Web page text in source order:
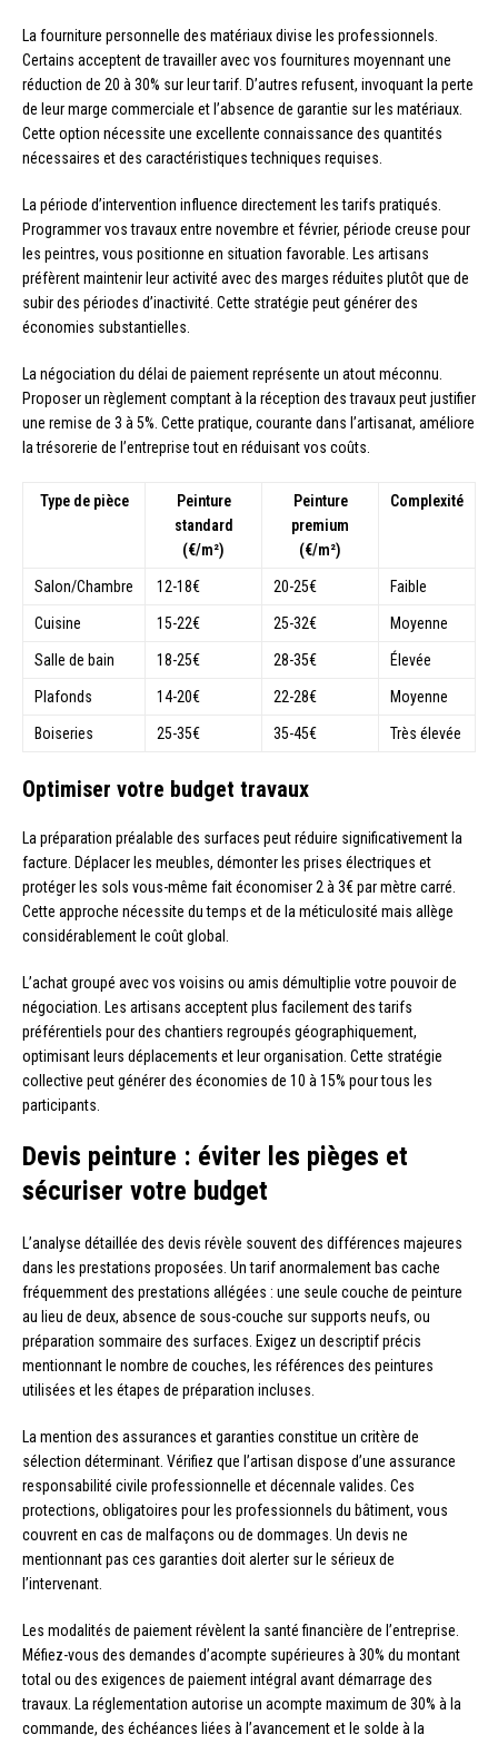
La fourniture personnelle des matériaux divise les professionnels.
Certains acceptent de travailler avec vos fournitures moyennant une
réduction de 20 à 30% sur leur tarif. D’autres refusent, invoquant la perte
de leur marge commerciale et l’absence de garantie sur les matériaux.
Cette option nécessite une excellente connaissance des quantités
nécessaires et des caractéristiques techniques requises.
La période d’intervention influence directement les tarifs pratiqués.
Programmer vos travaux entre novembre et février, période creuse pour
les peintres, vous positionne en situation favorable. Les artisans
préfèrent maintenir leur activité avec des marges réduites plutôt que de
subir des périodes d’inactivité. Cette stratégie peut générer des
économies substantielles.
La négociation du délai de paiement représente un atout méconnu.
Proposer un règlement comptant à la réception des travaux peut justifier
une remise de 3 à 5%. Cette pratique, courante dans l’artisanat, améliore
la trésorerie de l’entreprise tout en réduisant vos coûts.
Type de pièce
Peinture
standard
(€/m²)
Peinture
premium
(€/m²)
Complexité
Salon/Chambre 12-18€ 20-25€ Faible
Cuisine 15-22€ 25-32€ Moyenne
Salle de bain 18-25€ 28-35€ Élevée
Plafonds 14-20€ 22-28€ Moyenne
Boiseries 25-35€ 35-45€ Très élevée
Optimiser votre budget travaux
La préparation préalable des surfaces peut réduire significativement la
facture. Déplacer les meubles, démonter les prises électriques et
protéger les sols vous-même fait économiser 2 à 3€ par mètre carré.
Cette approche nécessite du temps et de la méticulosité mais allège
considérablement le coût global.
L’achat groupé avec vos voisins ou amis démultiplie votre pouvoir de
négociation. Les artisans acceptent plus facilement des tarifs
préférentiels pour des chantiers regroupés géographiquement,
optimisant leurs déplacements et leur organisation. Cette stratégie
collective peut générer des économies de 10 à 15% pour tous les
participants.
Devis peinture : éviter les pièges et
sécuriser votre budget
L’analyse détaillée des devis révèle souvent des différences majeures
dans les prestations proposées. Un tarif anormalement bas cache
fréquemment des prestations allégées : une seule couche de peinture
au lieu de deux, absence de sous-couche sur supports neufs, ou
préparation sommaire des surfaces. Exigez un descriptif précis
mentionnant le nombre de couches, les références des peintures
utilisées et les étapes de préparation incluses.
La mention des assurances et garanties constitue un critère de
sélection déterminant. Vérifiez que l’artisan dispose d’une assurance
responsabilité civile professionnelle et décennale valides. Ces
protections, obligatoires pour les professionnels du bâtiment, vous
couvrent en cas de malfaçons ou de dommages. Un devis ne
mentionnant pas ces garanties doit alerter sur le sérieux de
l’intervenant.
Les modalités de paiement révèlent la santé financière de l’entreprise.
Méfiez-vous des demandes d’acompte supérieures à 30% du montant
total ou des exigences de paiement intégral avant démarrage des
travaux. La réglementation autorise un acompte maximum de 30% à la
commande, des échéances liées à l’avancement et le solde à la